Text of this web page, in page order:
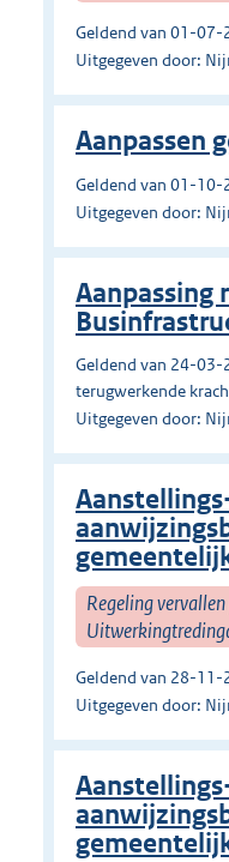
Geldend van 01-
Uitgegeven door:
Aanpassen
Geldend van 01-
Uitgegeven door:
Aanpassing
Geldend van 24-
terugwerkende
Uitgegeven door:
Regeling
Geldend van 28-
Uitgegeven door: